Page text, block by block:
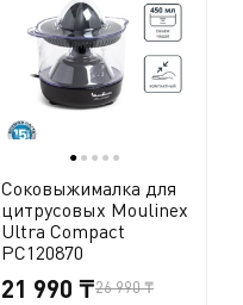
● ● ● ● ●
Соковыжималка для
цитрусовых Moulinex
Ultra Compact
PC120870
21 990 ₸26 990 ₸